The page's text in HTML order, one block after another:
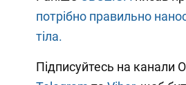
потрібно правильно
тіла.
Підписуйтесь на канали